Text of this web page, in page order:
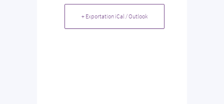
+ Exportation iCal / Outlook